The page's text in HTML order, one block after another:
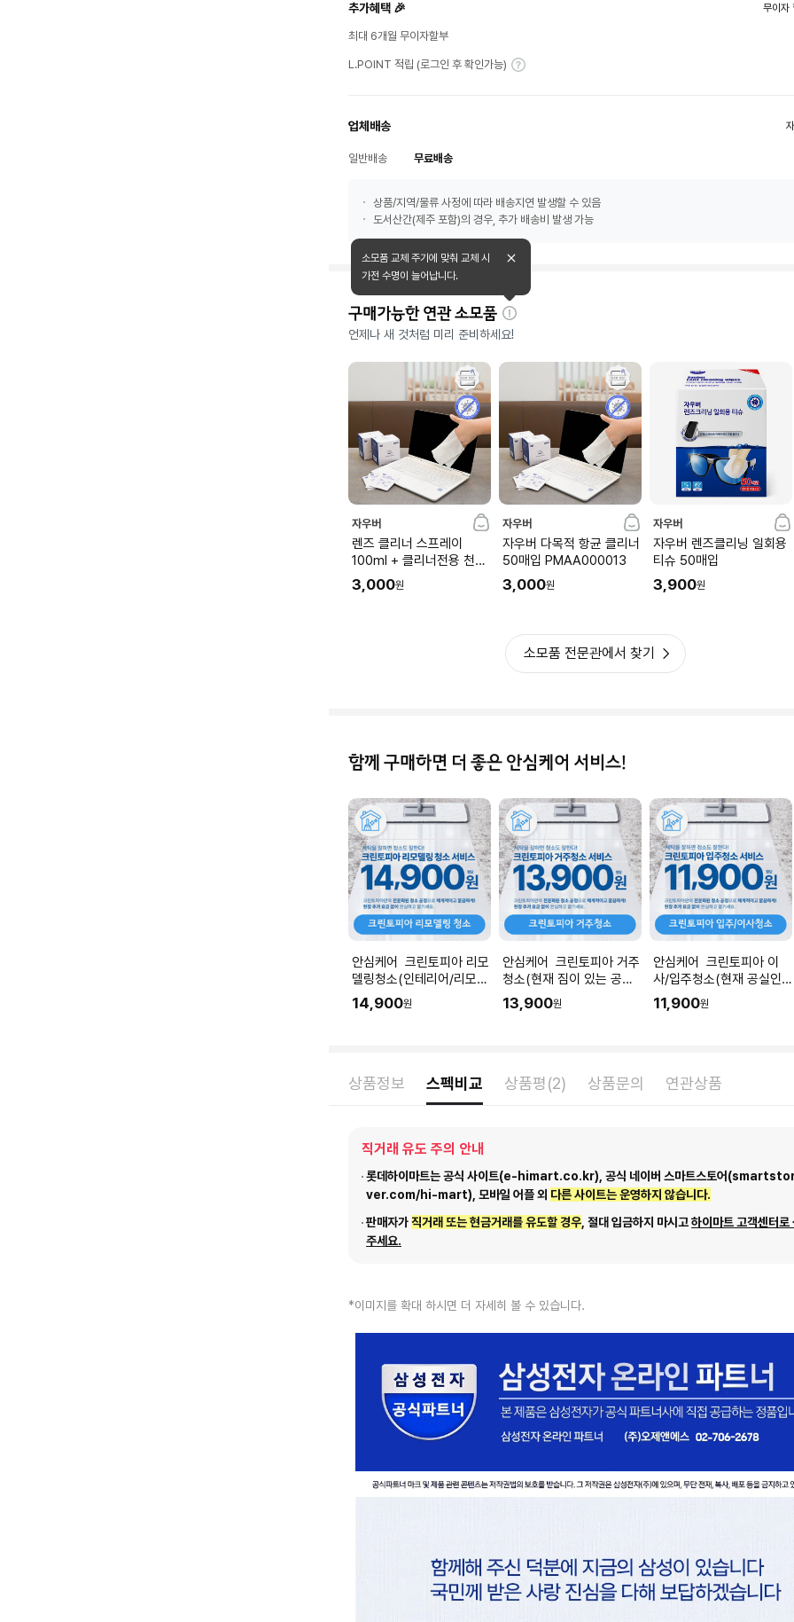
추가혜택 🎉 무이자
최대 6개월 무이자할부
L.POINT 적립 (로그인 후 확인가능)
업체배송
일반배송 무료배송
상품/지역/물류 사정에 따라 배송지연 발생할 수 있음
도서산간(제주 포함)의 경우, 추가 배송비 발생 가능
구매가능한 연관 소모품
자
세
소모품 교체 주기에 맞춰 교체 시
가전 수명이 늘어납니다.
언제나 새 것처럼 미리 준비하세요!
자우버
렌즈 클리너 스프레이
100ml + 클리너전용 천
PMQS040037
3,000원
자우버
자우버 다목적 항균 클리너
50매입 PMAA000013
3,000원
자우버
자우버 렌즈클리닝 일회용
티슈 50매입
3,900원
소모품 전문관에서 찾기
함께 구매하면 더 좋은 안심케어 서비스!
안심케어 크린토피아 리모
델링청소(인테리어/리모델
링 공사 직후) I 공간 평수
에 맞춰 수량을 입력해주세
14,900원
안심케어 크린토피아 거주
청소(현재 짐이 있는 공간
청소) I 공간 평수에 맞춰
수량을 입력해주세요.
13,900원
안심케어 크린토피아 이
사/입주청소(현재 공실인
공간청소) I 공간 평수에 맞
춰 수량을 입력해주세요.
11,900원
상품정보 스펙비교 상품평(2) 상품문의 연관상품
직거래 유도 주의 안내
롯데하이마트는 공식 사이트(e-himart.co.kr), 공식 네이버 스마트스토어
ver.com/hi-mart), 모바일 어플 외 다른 사이트는 운영하지 않습니다.
판매자가직거래 또는 현금거래를 유도할 경우, 절대 입금하지 마시고하이마트 고객센터로
주세요.
*이미지를 확대 하시면 더 자세히 볼 수 있습니다.